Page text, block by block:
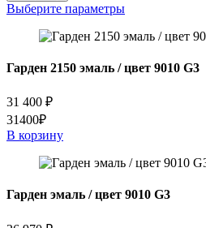
Кардинал
слоновая
кость
патина
Выберите параметры
Гарден 2150 эмаль / цвет 9010 G3
31 400 ₽
31400₽
В корзину
Гарден эмаль / цвет 9010 G3